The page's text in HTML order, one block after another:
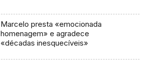
Marcelo presta «emocionada
homenagem» e agradece
«décadas inesquecíveis»